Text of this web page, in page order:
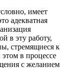
имеет
адекватная
в эту работу,
стремящиеся к
в процессе
с желанием